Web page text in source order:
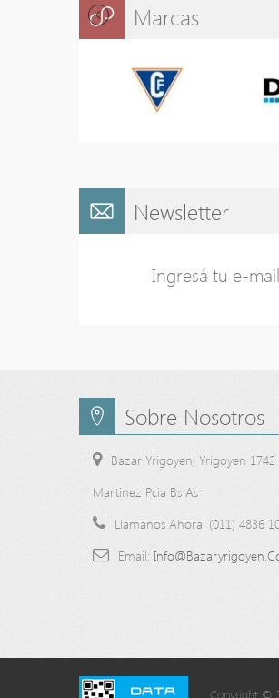
Marcas
Newsletter
Ingresá tu e-mail
Sobre Nosotros
Bazar Yrigoyen, Yrigoyen 1742
Martinez Pcia Bs As
Llamanos Ahora: (011) 4836
Email:
Copyright ©